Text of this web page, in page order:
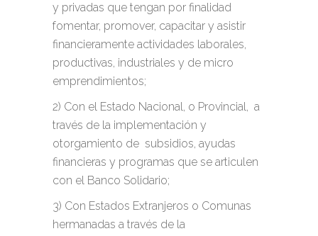
y privadas que tengan por finalidad
fomentar, promover, capacitar y asistir
financieramente actividades laborales,
productivas, industriales y de micro
emprendimientos;
2) Con el Estado Nacional, o Provincial, a
través de la implementación y
otorgamiento de subsidios, ayudas
financieras y programas que se articulen
con el Banco Solidario;
3) Con Estados Extranjeros o Comunas
hermanadas a través de la